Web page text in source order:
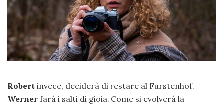
Robert invece, deciderà di restare al Furstenhof.
Werner farà i salti di gioia. Come si evolverà la